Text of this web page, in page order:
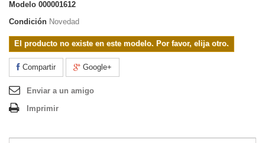
Modelo 000001612
Condición Novedad
El producto no existe en este modelo. Por favor, elija otro.
Compartir Google+
Enviar a un amigo
Imprimir